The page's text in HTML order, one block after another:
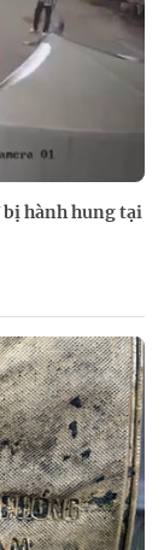
hành hung tại